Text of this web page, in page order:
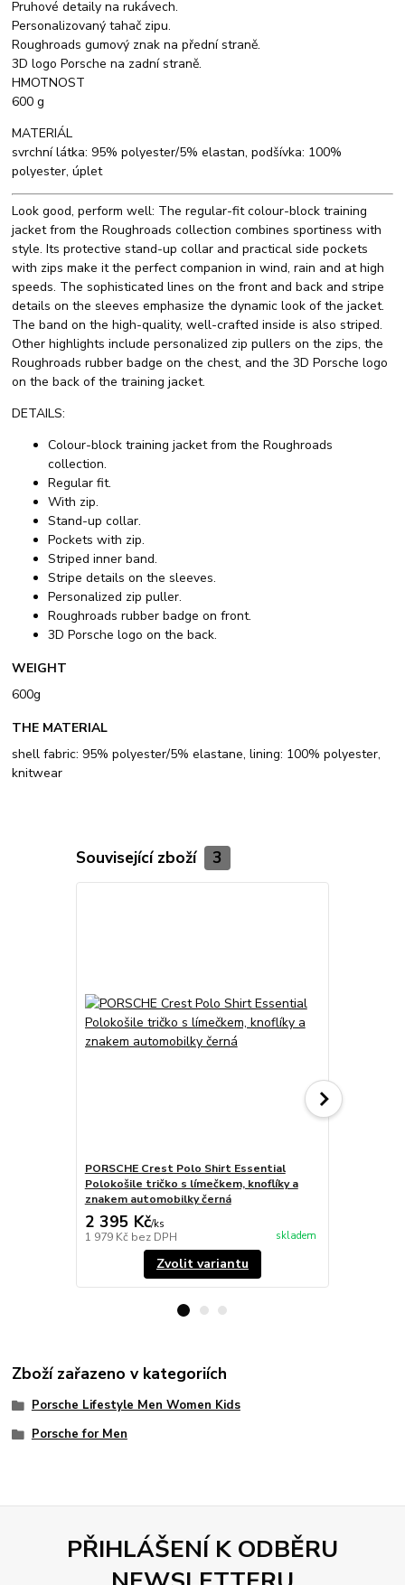
Pruhové detaily na rukávech.
Personalizovaný tahač zipu.
Roughroads gumový znak na přední straně.
3D logo Porsche na zadní straně.
HMOTNOST
600 g
MATERIÁL
svrchní látka: 95% polyester/5% elastan, podšívka: 100%
polyester, úplet
Look good, perform well: The regular-fit colour-block training
jacket from the Roughroads collection combines sportiness with
style. Its protective stand-up collar and practical side pockets
with zips make it the perfect companion in wind, rain and at high
speeds. The sophisticated lines on the front and back and stripe
details on the sleeves emphasize the dynamic look of the jacket.
The band on the high-quality, well-crafted inside is also striped.
Other highlights include personalized zip pullers on the zips, the
Roughroads rubber badge on the chest, and the 3D Porsche logo
on the back of the training jacket.
DETAILS:
Colour-block training jacket from the Roughroads
collection.
Regular fit.
With zip.
Stand-up collar.
Pockets with zip.
Striped inner band.
Stripe details on the sleeves.
Personalized zip puller.
Roughroads rubber badge on front.
3D Porsche logo on the back.
WEIGHT
600g
THE MATERIAL
shell fabric: 95% polyester/5% elastane, lining: 100% polyester,
knitwear
Související zboží 3
PORSCHE Crest Polo Shirt Essential
Polokošile tričko s límečkem, knoflíky a
znakem automobilky černá
2 395 Kč/ks
1 979 Kč bez DPH skladem
Zvolit variantu
Zboží zařazeno v kategoriích
Porsche Lifestyle Men Women Kids
Porsche for Men
PŘIHLÁŠENÍ K ODBĚRU